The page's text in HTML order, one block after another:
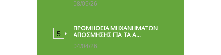
08/05/26
ΠΡΟΜΗΘΕΙΑ ΜΗΧΑΝΗΜΑΤΩΝ
ΑΠΟΣΜΗΣΗΣ ΓΙΑ ΤΑ Α…
04/04/26